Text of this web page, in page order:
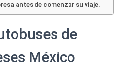
antes de comenzar su viaje.
de
México